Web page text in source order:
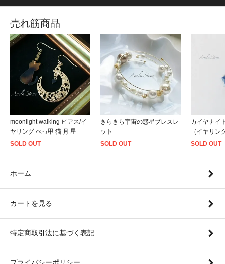
売れ筋商品
moonlight walking ピアス/イ
ヤリング べっ甲 猫 月 星
SOLD OUT
きらきら宇宙の惑星ブレスレ
ット
SOLD OUT
カイヤナイ
（イヤリン
SOLD OUT
ホーム
カートを見る
特定商取引法に基づく表記